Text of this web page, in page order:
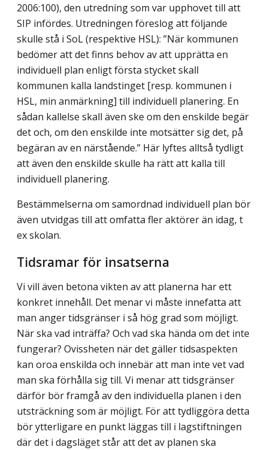
2006:100), den utredning som var upphovet till att
SIP infördes. Utredningen föreslog att följande
skulle stå i SoL (respektive HSL): ”När kommunen
bedömer att det finns behov av att upprätta en
individuell plan enligt första stycket skall
kommunen kalla landstinget [resp. kommunen i
HSL, min anmärkning] till individuell planering. En
sådan kallelse skall även ske om den enskilde begär
det och, om den enskilde inte motsätter sig det, på
begäran av en närstående.” Här lyftes alltså tydligt
att även den enskilde skulle ha rätt att kalla till
individuell planering.
Bestämmelserna om samordnad individuell plan bör
även utvidgas till att omfatta fler aktörer än idag, t
ex skolan.
Tidsramar för insatserna
Vi vill även betona vikten av att planerna har ett
konkret innehåll. Det menar vi måste innefatta att
man anger tidsgränser i så hög grad som möjligt.
När ska vad inträffa? Och vad ska hända om det inte
fungerar? Ovissheten när det gäller tidsaspekten
kan oroa enskilda och innebär att man inte vet vad
man ska förhålla sig till. Vi menar att tidsgränser
därför bör framgå av den individuella planen i den
utsträckning som är möjligt. För att tydliggöra detta
bör ytterligare en punkt läggas till i lagstiftningen
där det i dagsläget står att det av planen ska